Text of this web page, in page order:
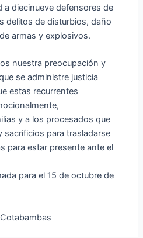
a diecinueve defensores de
delitos de disturbios, daño
armas y explosivos.
nuestra preocupación y
se administre justicia
estas recurrentes
y a los procesados que
sacrificios para trasladarse
para estar presente ante el
para el 15 de octubre de